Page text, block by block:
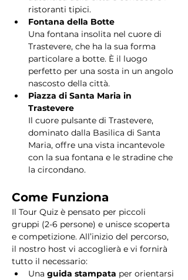
ristoranti tipici.
Fontana della Botte
Una fontana insolita nel cuore di
Trastevere, che ha la sua forma
particolare a botte. È il luogo
perfetto per una sosta in un angolo
nascosto della città.
Piazza di Santa Maria in
Trastevere
Il cuore pulsante di Trastevere,
dominato dalla Basilica di Santa
Maria, offre una vista incantevole
con la sua fontana e le stradine che
la circondano.
Come Funziona
Il Tour Quiz è pensato per piccoli
gruppi (2-6 persone) e unisce scoperta
e competizione. All’inizio del percorso,
il nostro host vi accoglierà e vi fornirà
tutto il necessario:
Una guida stampata per orientarsi